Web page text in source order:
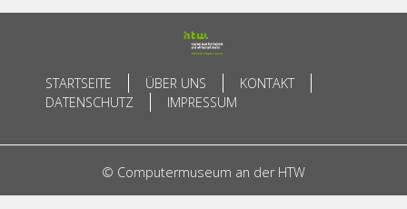
STARTSEITE ÜBER UNS
KONTAKT
DATENSCHUTZ
IMPRESSUM
© Computermuseum an der HTW